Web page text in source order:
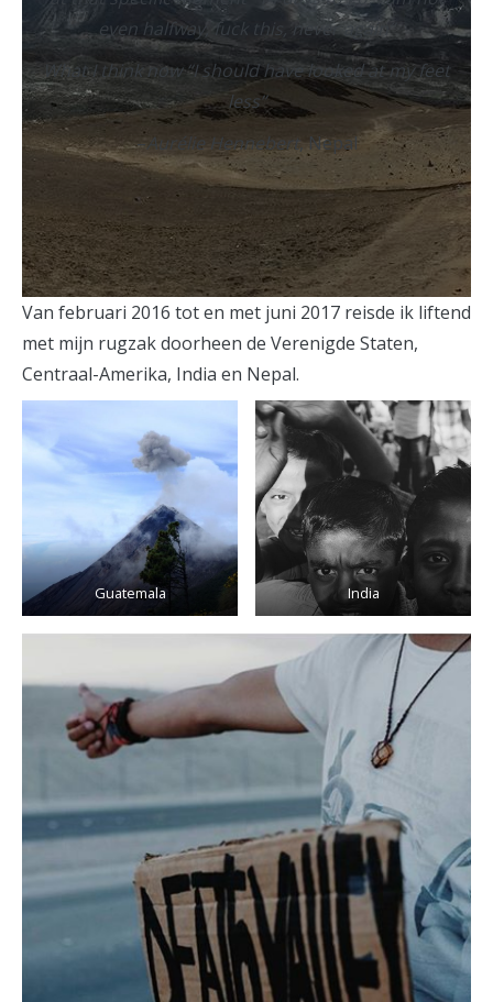
even halfway, fuck this, never again”
What I think now “I should have looked at my feet
less”
–Aurélie Hennebert, Nepal
Van februari 2016 tot en met juni 2017 reisde ik liftend
met mijn rugzak doorheen de Verenigde Staten,
Centraal-Amerika, India en Nepal.
Guatemala India